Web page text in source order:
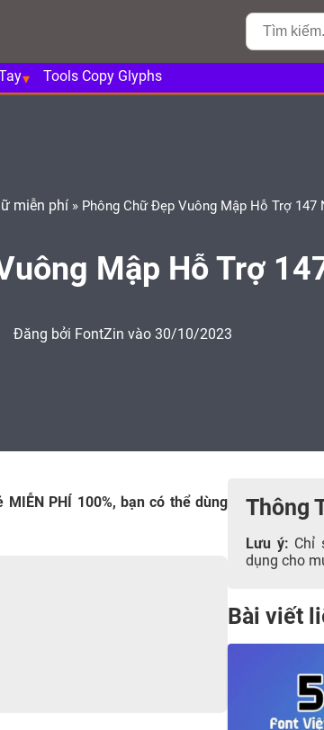
Tools Copy Glyphs
miễn phí » Phông Chữ Đẹp Vuông Mập Hỗ Trợ 147
Mập Hỗ Trợ
Đăng bởi FontZin vào 30/10/2023
PHÍ 100%, bạn có thể dùng
Thông
Lưu ý: Chỉ
dụng cho
Bài viết